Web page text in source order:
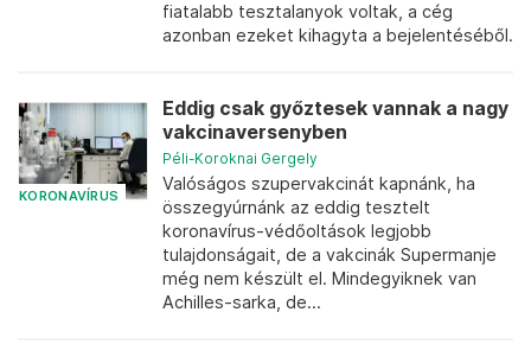
fiatalabb tesztalanyok voltak, a cég
azonban ezeket kihagyta a bejelentéséből.
KORONAVÍRUS
Eddig csak győztesek vannak a nagy
vakcinaversenyben
Péli-Koroknai Gergely
Valóságos szupervakcinát kapnánk, ha
összegyúrnánk az eddig tesztelt
koronavírus-védőoltások legjobb
tulajdonságait, de a vakcinák Supermanje
még nem készült el. Mindegyiknek van
Achilles-sarka, de...